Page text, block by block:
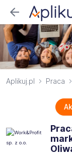
Aplikuj.pl Praca